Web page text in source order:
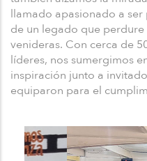
llamado apasionado a
de un legado que
venideras. Con cerca de
líderes, nos sumergimos
inspiración junto a
equiparon para el